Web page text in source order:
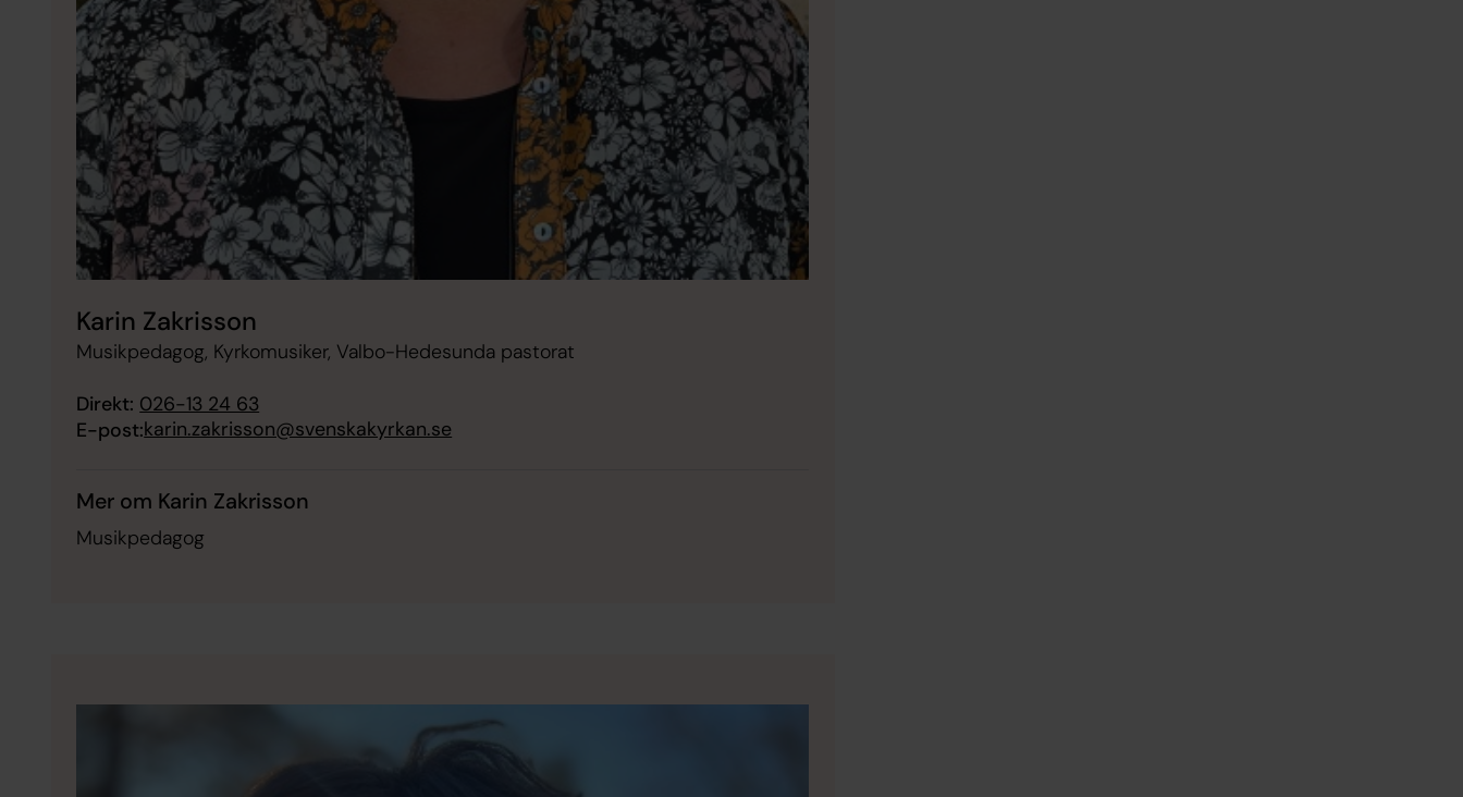
Karin Zakrisson
Musikpedagog, Kyrkomusiker, Valbo-Hedesunda pastorat
Direkt: 026-13 24 63
E-post:karin.zakrisson@svenskakyrkan.se
Mer om Karin Zakrisson
Musikpedagog